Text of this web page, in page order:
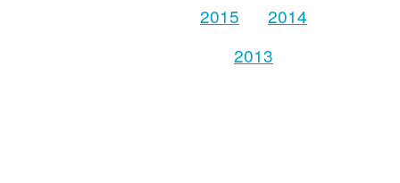
2015
2014
2013